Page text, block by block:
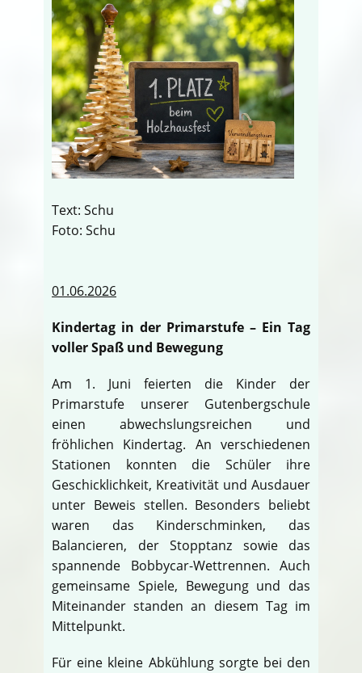
Text: Schu
Foto: Schu
01.06.2026
Kindertag in der Primarstufe – Ein Tag
voller Spaß und Bewegung
Am 1. Juni feierten die Kinder der
Primarstufe unserer Gutenbergschule
einen abwechslungsreichen und
fröhlichen Kindertag. An verschiedenen
Stationen konnten die Schüler ihre
Geschicklichkeit, Kreativität und Ausdauer
unter Beweis stellen. Besonders beliebt
waren das Kinderschminken, das
Balancieren, der Stopptanz sowie das
spannende Bobbycar-Wettrennen. Auch
gemeinsame Spiele, Bewegung und das
Miteinander standen an diesem Tag im
Mittelpunkt.
Für eine kleine Abkühlung sorgte bei den